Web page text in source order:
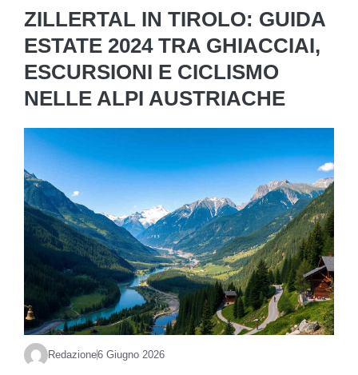
ZILLERTAL IN TIROLO: GUIDA
ESTATE 2024 TRA GHIACCIAI,
ESCURSIONI E CICLISMO
NELLE ALPI AUSTRIACHE
Redazione6 Giugno 2026